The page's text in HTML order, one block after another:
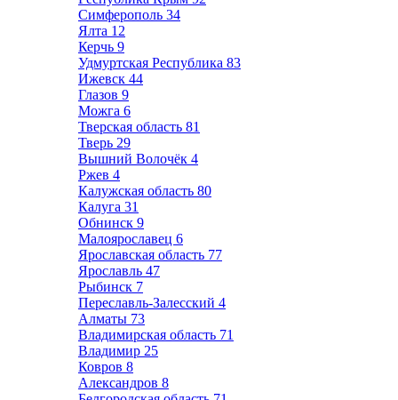
Симферополь 34
Ялта 12
Керчь 9
Удмуртская Республика 83
Ижевск 44
Глазов 9
Можга 6
Тверская область 81
Тверь 29
Вышний Волочёк 4
Ржев 4
Калужская область 80
Калуга 31
Обнинск 9
Малоярославец 6
Ярославская область 77
Ярославль 47
Рыбинск 7
Переславль-Залесский 4
Алматы 73
Владимирская область 71
Владимир 25
Ковров 8
Александров 8